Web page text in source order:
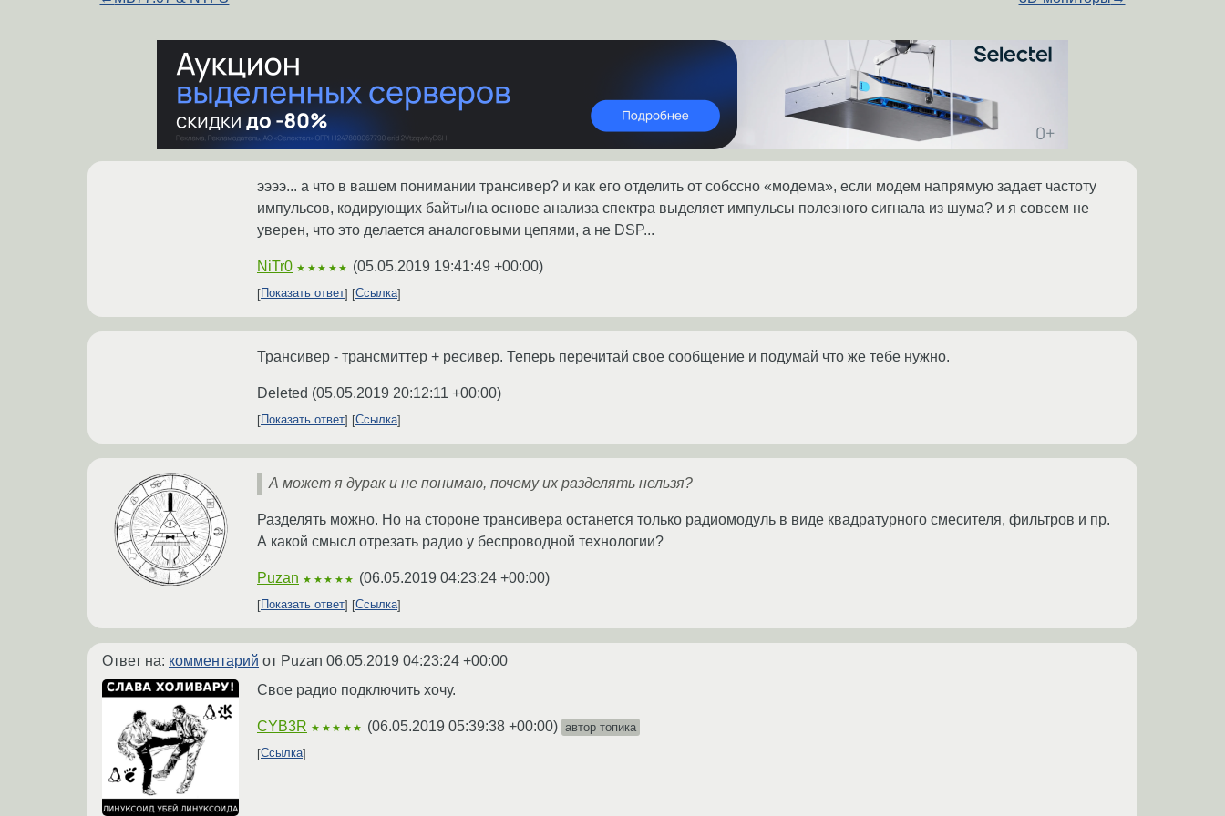
ээээ... а что в вашем понимании трансивер? и как его отделить от собссно «модема», если модем напрямую задает частоту
импульсов, кодирующих байты/на основе анализа спектра выделяет импульсы полезного сигнала из шума? и я совсем не
уверен, что это делается аналоговыми цепями, а не DSP...
NiTr0 ★★★★★ (05.05.2019 19:41:49 +00:00)
Показать ответ Ссылка
Трансивер - трансмиттер + ресивер. Теперь перечитай свое сообщение и подумай что же тебе нужно.
Deleted (05.05.2019 20:12:11 +00:00)
Показать ответ Ссылка
А может я дурак и не понимаю, почему их разделять нельзя?
Разделять можно. Но на стороне трансивера останется только радиомодуль в виде квадратурного смесителя, фильтров и пр.
А какой смысл отрезать радио у беспроводной технологии?
Puzan ★★★★★ (06.05.2019 04:23:24 +00:00)
Показать ответ Ссылка
Ответ на: комментарий от Puzan 06.05.2019 04:23:24 +00:00
Свое радио подключить хочу.
CYB3R ★★★★★ (06.05.2019 05:39:38 +00:00) автор топика
Ссылка